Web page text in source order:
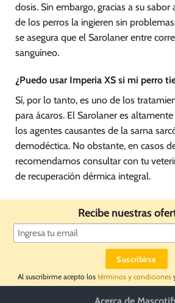
dosis. Sin embargo, gracias a su sabor
de los perros la ingieren sin
se asegura que el Sarolaner entre
sanguíneo.
¿Puedo usar Imperia XS si mi perro
Sí, por lo tanto, es uno de los
para ácaros. El Sarolaner es
los agentes causantes de la sarna
demodéctica. No obstante, en casos
recomendamos consultar con tu
de recuperación dérmica integral.
Recibe nuestras
Al suscribirme acepto los términos y condiciones